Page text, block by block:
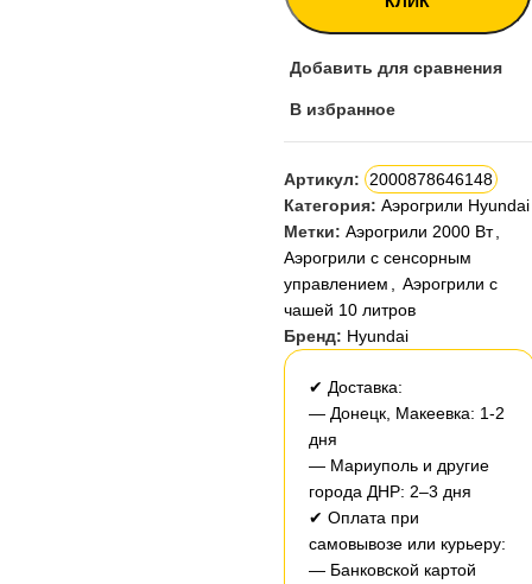
Добавить для сравнения
В избранное
Артикул:
2000878646148
Категория: Аэрогрили Hyundai
Метки: Аэрогрили 2000 Вт
Аэрогрили с сенсорным
управлением
Аэрогрили с
чашей 10 литров
Бренд: Hyundai
✔ Доставка:
— Донецк, Макеевка: 1-2
дня
— Мариуполь и другие
города ДНР: 2–3 дня
✔ Оплата при
самовывозе или курьеру:
— Банковской картой